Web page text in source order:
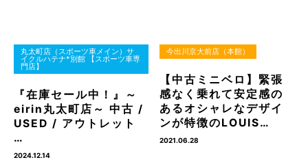
丸太町店（スポーツ車メイン）サ
イクルハテナ*別館 【スポーツ車専
門店】
『在庫セール中！』～
eirin丸太町店～ 中古 /
USED / アウトレット
…
2024.12.14
今出川京大前店（本館）
【中古ミニベロ】緊張
感なく乗れて安定感の
あるオシャレなデザイ
ンが特徴のLOUIS…
2021.06.28